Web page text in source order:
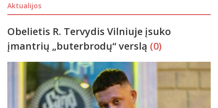
Aktualijos
Obelietis R. Tervydis Vilniuje įsuko
įmantrių „buterbrodų“ verslą (0)